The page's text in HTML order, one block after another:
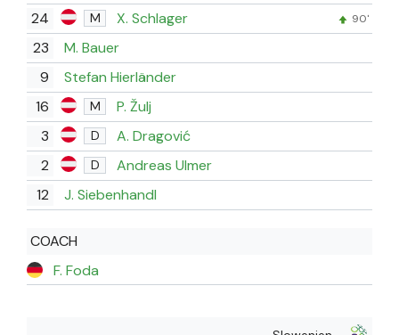
24 M X. Schlager 90'
23
M. Bauer
9
Stefan Hierländer
16
M
P. Žulj
3
D
A. Dragović
2
D
Andreas Ulmer
12
J. Siebenhandl
COACH
F. Foda